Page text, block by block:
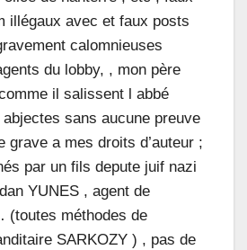
illégaux avec et faux posts
calomnieuses
du lobby, , mon père
il salissent l abbé
sans aucune preuve
grave a mes droits d’auteur ;
par un fils depute juif nazi
YUNES , agent de
(toutes méthodes de
SARKOZY ) , pas de